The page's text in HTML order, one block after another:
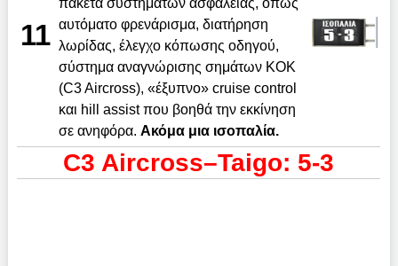
11
πακέτα συστημάτων ασφαλείας, όπως
αυτόματο φρενάρισμα, διατήρηση
λωρίδας, έλεγχο κόπωσης οδηγού,
σύστημα αναγνώρισης σημάτων ΚΟΚ
(C3 Aircross), «έξυπνο» cruise control
και hill assist που βοηθά την εκκίνηση
σε ανηφόρα. Ακόμα μια ισοπαλία.
C3 Aircross–Taigo: 5-3